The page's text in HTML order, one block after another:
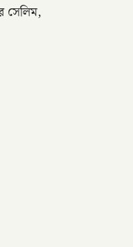
সেলিম,